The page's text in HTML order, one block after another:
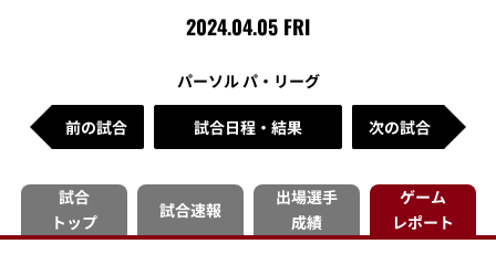
2024.04.05 FRI
パーソル パ・リーグ
前の試合 試合日程・結果 次の試合
試合
トップ
試合速報
出場選手
成績
ゲーム
レポート